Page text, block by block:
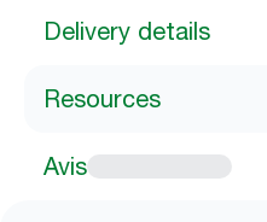
Delivery details
Resources
Avis